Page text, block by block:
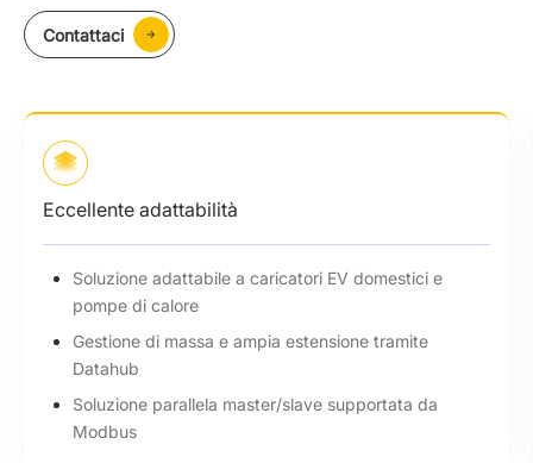
Contattaci
Eccellente adattabilità
Soluzione adattabile a caricatori EV domestici e
pompe di calore
Gestione di massa e ampia estensione tramite
Datahub
Soluzione parallela master/slave supportata da
Modbus